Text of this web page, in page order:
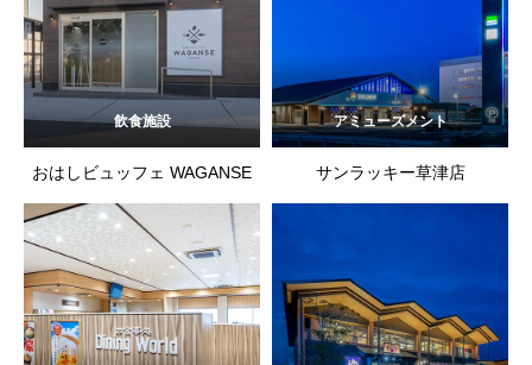
飲食施設
おはしビュッフェ WAGANSE
アミューズメント
サンラッキー草津店